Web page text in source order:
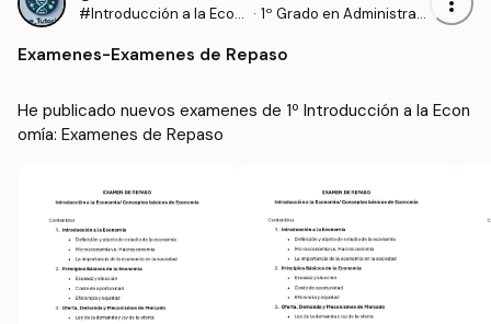
#Introducción a la Econ · 1º Grado en Administraci
sas (UCAVILA)
Examenes-Examenes de Repaso
He publicado nuevos examenes de 1º Introducción a la Econ
omía: Examenes de Repaso